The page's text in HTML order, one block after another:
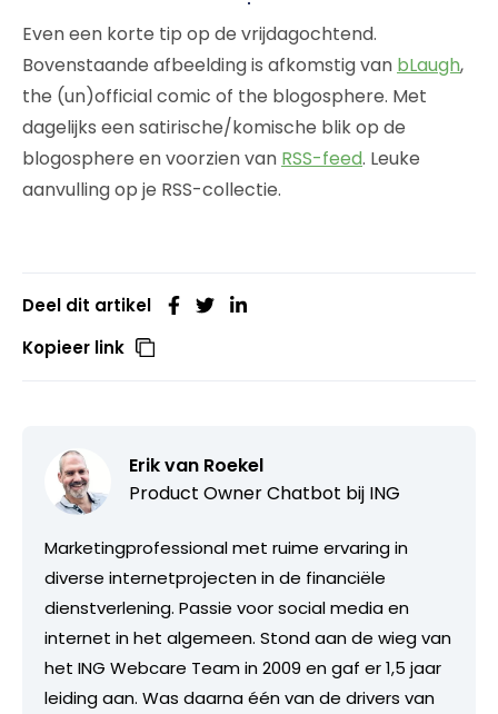
Even een korte tip op de vrijdagochtend.
Bovenstaande afbeelding is afkomstig van bLaugh,
the (un)official comic of the blogosphere. Met
dagelijks een satirische/komische blik op de
blogosphere en voorzien van RSS-feed. Leuke
aanvulling op je RSS-collectie.
Deel dit artikel
Kopieer link
Erik van Roekel
Product Owner Chatbot bij ING
Marketingprofessional met ruime ervaring in
diverse internetprojecten in de financiële
dienstverlening. Passie voor social media en
internet in het algemeen. Stond aan de wieg van
het ING Webcare Team in 2009 en gaf er 1,5 jaar
leiding aan. Was daarna één van de drivers van